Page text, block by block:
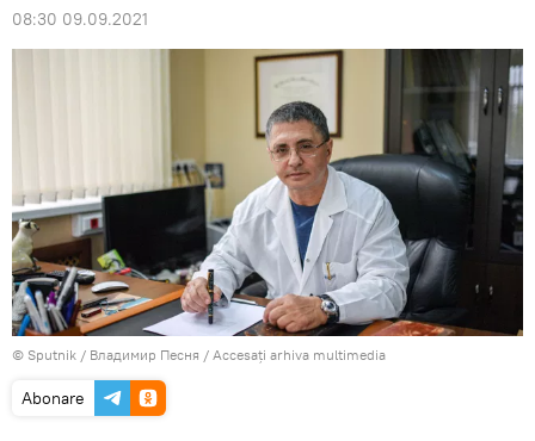
08:30 09.09.2021
© Sputnik / Владимир Песня / Accesați arhiva multimedia
Abonare